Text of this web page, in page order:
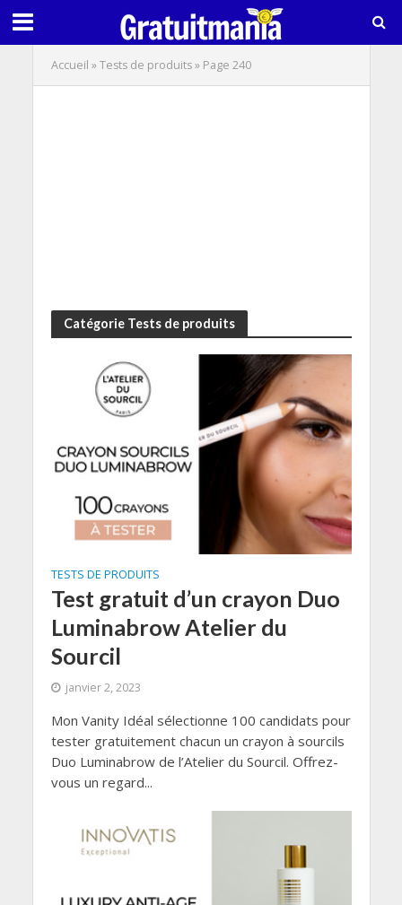
Accueil »Tests de produits» Page 240
Catégorie Tests de produits
TESTS DE PRODUITS
Test gratuit d’un crayon Duo
Luminabrow Atelier du
Sourcil
janvier 2, 2023
Mon Vanity Idéal sélectionne 100 candidats pour
tester gratuitement chacun un crayon à sourcils
Duo Luminabrow de l’Atelier du Sourcil. Offrez-
vous un regard...